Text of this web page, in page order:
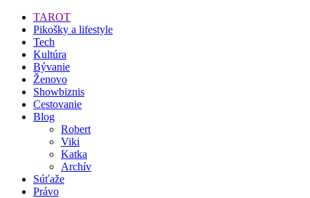
TAROT
Pikošky a lifestyle
Tech
Kultúra
Bývanie
Ženovo
Showbiznis
Cestovanie
Blog
Robert
Viki
Katka
Archív
Súťaže
Právo